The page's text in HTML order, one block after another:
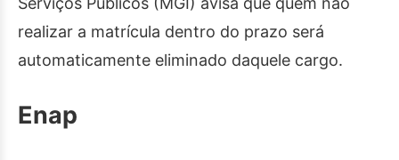
realizar a matrícula dentro do prazo será
automaticamente eliminado daquele cargo.
Enap